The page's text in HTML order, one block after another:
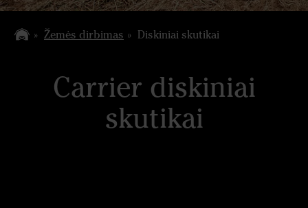
Žemės dirbimas Diskiniai skutikai
Carrier diskiniai
skutikai